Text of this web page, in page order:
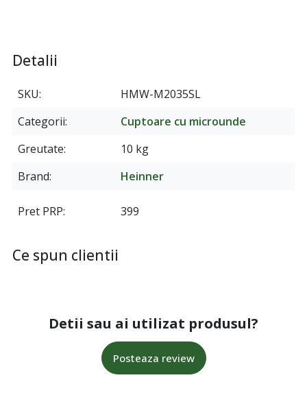
Detalii
SKU
HMW-M2035SL
Categorii
Cuptoare cu microunde
Greutate
10 kg
Brand
Heinner
Pret PRP 399
Ce spun clientii
Detii sau ai utilizat produsul?
Posteaza review